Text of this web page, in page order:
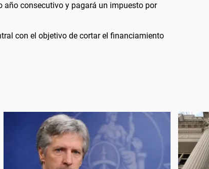
consecutivo y pagará un impuesto por
con el objetivo de cortar el financiamiento